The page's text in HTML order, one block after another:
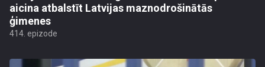
aicina atbalstīt Latvijas maznodrošinātās
ģimenes
414. epizode